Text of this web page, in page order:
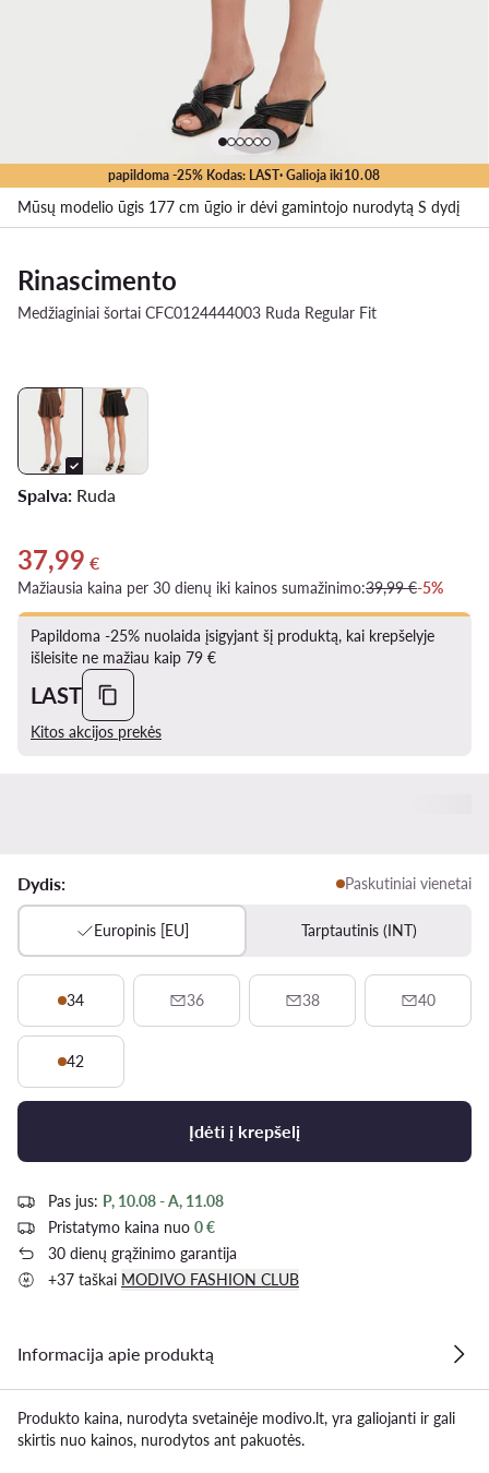
papildoma -25% Kodas: LAST· Galioja iki10.08
Mūsų modelio ūgis 177 cm ūgio ir dėvi gamintojo nurodytą S dydį
Rinascimento
Medžiaginiai šortai CFC0124444003 Ruda Regular Fit
Spalva: Ruda
Dabartinė kaina 37,99 €
37,99 €
Mažiausia kaina per 30 dienų iki kainos sumažinimo:39,99 €-5%
Papildoma -25% nuolaida įsigyjant šį produktą, kai krepšelyje
išleisite ne mažiau kaip 79 €
LAST
Kitos akcijos prekės
Dydis: Paskutiniai vienetai
Europinis [EU] Tarptautinis (INT)
34 36 38 40
42
Įdėti į krepšelį
Pas jus: P, 10.08 - A, 11.08
Pristatymo kaina nuo 0 €
30 dienų grąžinimo garantija
+37 taškai MODIVO FASHION CLUB
Informacija apie produktą
Produkto kaina, nurodyta svetainėje modivo.lt, yra galiojanti ir gali
skirtis nuo kainos, nurodytos ant pakuotės.